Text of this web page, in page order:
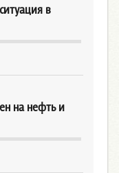
в
на нефть и